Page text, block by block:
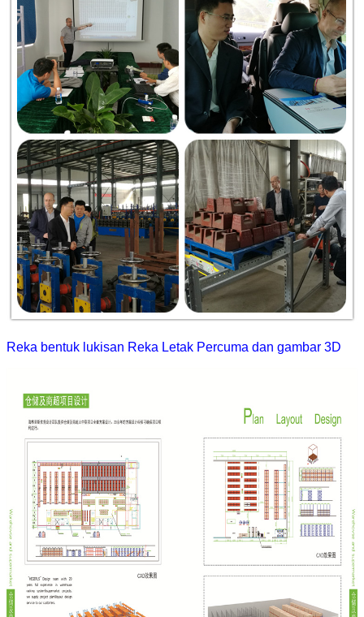
Reka bentuk lukisan Reka Letak Percuma dan gambar 3D